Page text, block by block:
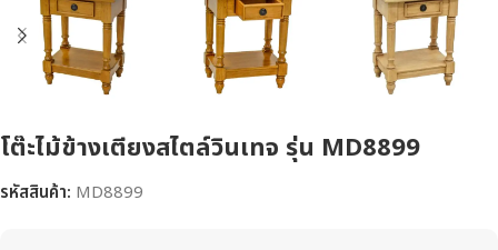
โต๊ะไม้ข้างเตียงสไตล์วินเทจ รุ่น MD8899
รหัสสินค้า: MD8899